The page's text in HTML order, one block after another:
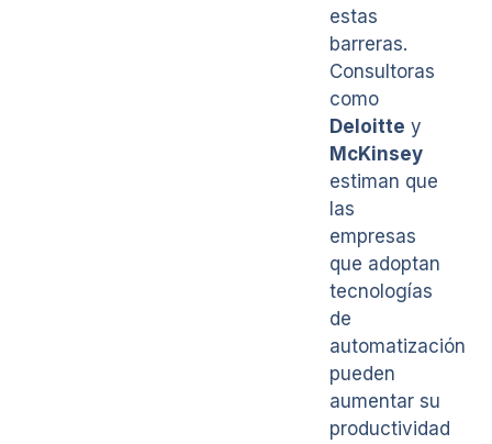
estas
barreras.
Consultoras
como
Deloitte y
McKinsey
estiman que
las
empresas
que adoptan
tecnologías
de
automatización
pueden
aumentar su
productividad